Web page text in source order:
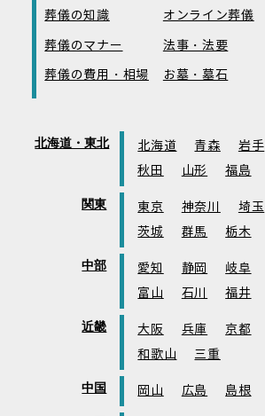
葬儀の知識 オンライン葬儀
葬儀のマナー
法事・法要
葬儀の費用・相場
お墓・墓石
北海道・東北 北海道 青森 岩手
秋田
山形 福島
関東 東京 神奈川 埼玉
茨城
群馬 栃木
中部 愛知 静岡 岐阜
富山
石川 福井
近畿 大阪 兵庫 京都
和歌山
三重
中国 岡山 広島 島根